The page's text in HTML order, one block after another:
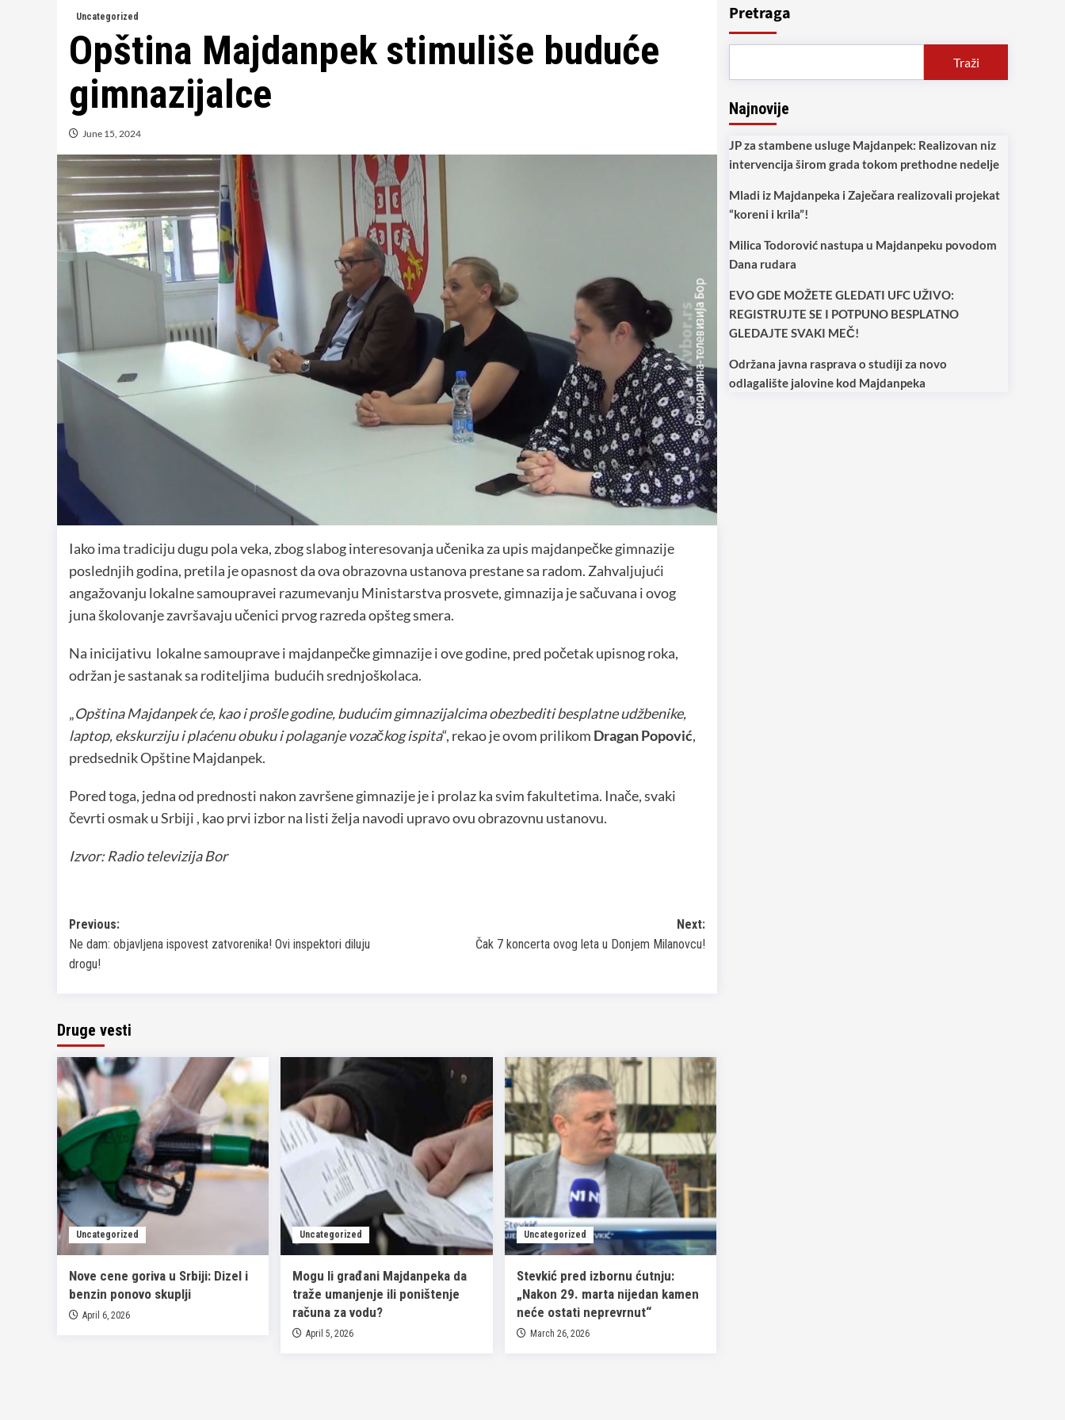
Uncategorized
Opština Majdanpek stimuliše buduće
gimnazijalce
June 15, 2024
Iako ima tradiciju dugu pola veka, zbog slabog interesovanja učenika za upis majdanpečke gimnazije
poslednjih godina, pretila je opasnost da ova obrazovna ustanova prestane sa radom. Zahvaljujući
angažovanju lokalne samoupravei razumevanju Ministarstva prosvete, gimnazija je sačuvana i ovog
juna školovanje završavaju učenici prvog razreda opšteg smera.
Na inicijativu lokalne samouprave i majdanpečke gimnazije i ove godine, pred početak upisnog roka,
održan je sastanak sa roditeljima budućih srednjoškolaca.
„Opština Majdanpek će, kao i prošle godine, budućim gimnazijalcima obezbediti besplatne udžbenike,
laptop, ekskurziju i plaćenu obuku i polaganje vozačkog ispita“, rekao je ovom prilikom Dragan Popović,
predsednik Opštine Majdanpek.
Pored toga, jedna od prednosti nakon završene gimnazije je i prolaz ka svim fakultetima. Inače, svaki
čevrti osmak u Srbiji , kao prvi izbor na listi želja navodi upravo ovu obrazovnu ustanovu.
Izvor: Radio televizija Bor
Post
navigation
Previous:
Ne dam: objavljena ispovest zatvorenika! Ovi inspektori diluju
drogu!
Next:
Čak 7 koncerta ovog leta u Donjem Milanovcu!
Druge vesti
Uncategorized
Nove cene goriva u Srbiji: Dizel i
benzin ponovo skuplji
April 6, 2026
Uncategorized
Mogu li građani Majdanpeka da
traže umanjenje ili poništenje
računa za vodu?
April 5, 2026
Uncategorized
Stevkić pred izbornu ćutnju:
„Nakon 29. marta nijedan kamen
neće ostati neprevrnut“
March 26, 2026
Pretraga
Traži
Najnovije
JP za stambene usluge Majdanpek: Realizovan niz
intervencija širom grada tokom prethodne nedelje
Mladi iz Majdanpeka i Zaječara realizovali projekat
“koreni i krila”!
Milica Todorović nastupa u Majdanpeku povodom
Dana rudara
EVO GDE MOŽETE GLEDATI UFC UŽIVO:
REGISTRUJTE SE I POTPUNO BESPLATNO
GLEDAJTE SVAKI MEČ!
Održana javna rasprava o studiji za novo
odlagalište jalovine kod Majdanpeka